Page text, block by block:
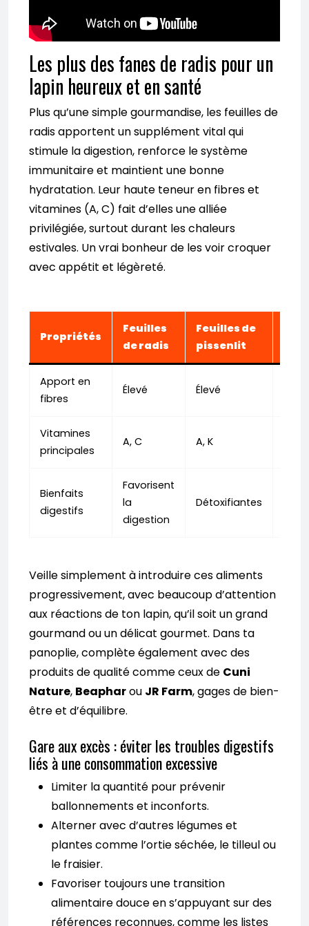
Les plus des fanes de radis pour un
lapin heureux et en santé
Plus qu’une simple gourmandise, les feuilles de
radis apportent un supplément vital qui
stimule la digestion, renforce le système
immunitaire et maintient une bonne
hydratation. Leur haute teneur en fibres et
vitamines (A, C) fait d’elles une alliée
privilégiée, surtout durant les chaleurs
estivales. Un vrai bonheur de les voir croquer
avec appétit et légèreté.
Propriétés
Feuilles
de radis
Feuilles de
pissenlit
Apport en
fibres
Élevé Élevé
Vitamines
principales
A, C A, K
Bienfaits
digestifs
Favorisent
la
digestion
Détoxifiantes
Veille simplement à introduire ces aliments
progressivement, avec beaucoup d’attention
aux réactions de ton lapin, qu’il soit un grand
gourmand ou un délicat gourmet. Dans ta
panoplie, complète également avec des
produits de qualité comme ceux de Cuni
Nature, Beapharou JR Farm, gages de bien-
être et d’équilibre.
Gare aux excès : éviter les troubles digestifs
liés à une consommation excessive
Limiter la quantité pour prévenir
ballonnements et inconforts.
Alterner avec d’autres légumes et
plantes comme l’ortie séchée, le tilleul ou
le fraisier.
Favoriser toujours une transition
alimentaire douce en s’appuyant sur des
références reconnues, comme les listes